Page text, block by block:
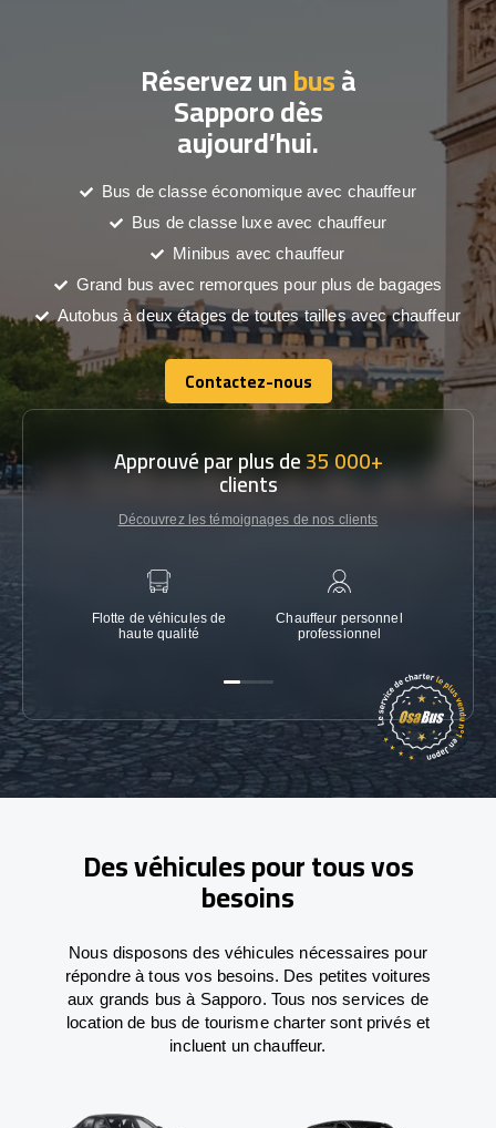
Réservez unbusà
Sapporo dès
aujourd’hui.
Bus de classe économique avec chauffeur
Bus de classe luxe avec chauffeur
Minibus avec chauffeur
Grand bus avec remorques pour plus de bagages
Autobus à deux étages de toutes tailles avec chauffeur
Contactez-nous
Contactez-nous
Approuvé par plus de35 000+
clients
Découvrez les témoignages de nos clients
Flotte de véhicules de
haute qualité
Chauffeur personnel
professionnel
Des véhicules pour tous vos
besoins
Nous disposons des véhicules nécessaires pour
répondre à tous vos besoins. Des petites voitures
aux grands bus à Sapporo. Tous nos services de
location de bus de tourisme charter sont privés et
incluent un chauffeur.